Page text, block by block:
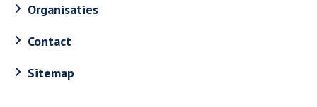
Organisaties
Contact
Sitemap